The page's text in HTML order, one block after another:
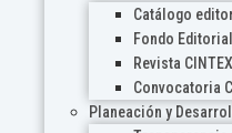
Catálogo
Fondo
Revista CINTEX
Convocatoria
Planeación y